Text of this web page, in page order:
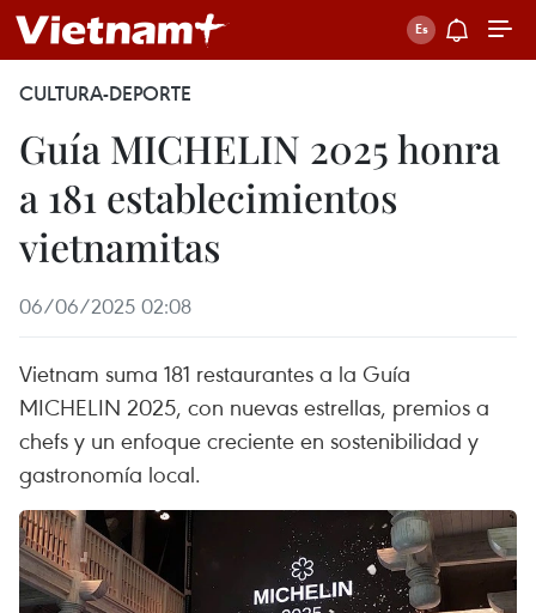
CULTURA-DEPORTE
Guía MICHELIN 2025 honra
a 181 establecimientos
vietnamitas
06/06/2025 02:08
Vietnam suma 181 restaurantes a la Guía
MICHELIN 2025, con nuevas estrellas, premios a
chefs y un enfoque creciente en sostenibilidad y
gastronomía local.